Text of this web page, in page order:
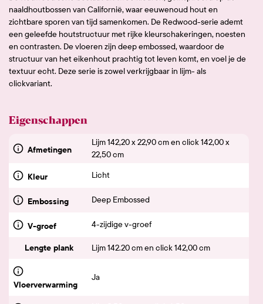
naaldhoutbossen van Californië, waar eeuwenoud hout en
zichtbare sporen van tijd samenkomen. De Redwood-serie ademt
een geleefde houtstructuur met rijke kleurschakeringen, noesten
en contrasten. De vloeren zijn deep embossed, waardoor de
structuur van het eikenhout prachtig tot leven komt, en voel je de
textuur echt. Deze serie is zowel verkrijgbaar in lijm- als
clickvariant.
Eigenschappen
Afmetingen
Lijm 142,20 x 22,90 cm en click 142,00 x
22,50 cm
Kleur Licht
Embossing Deep Embossed
V-groef 4-zijdige v-groef
Lengte plank Lijm 142.20 cm en click 142,00 cm
Vloerverwarming
Ja